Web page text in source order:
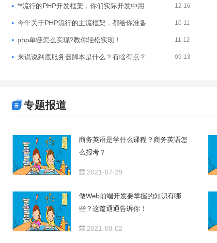
12-16
10-11
php单链怎么实现?教你轻松实现！ 11-12
09-13
专题报道
商务英语是学什么课程？商务英语怎
么报考？
2021-07-29
做Web前端开发要掌握的知识有哪
些？这篇通通告诉你！
2021-08-02